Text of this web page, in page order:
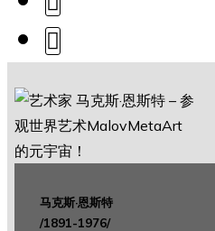
马克斯·恩斯特
/1891-1976/